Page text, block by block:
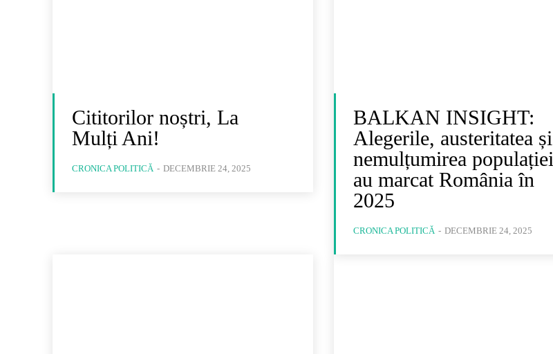
Cititorilor noștri, La
Mulți Ani!
CRONICA POLITICĂ - DECEMBRIE 24, 2025
BALKAN INSIGHT:
Alegerile, austeritatea și
nemulțumirea populației
au marcat România în
2025
CRONICA POLITICĂ - DECEMBRIE 24, 2025